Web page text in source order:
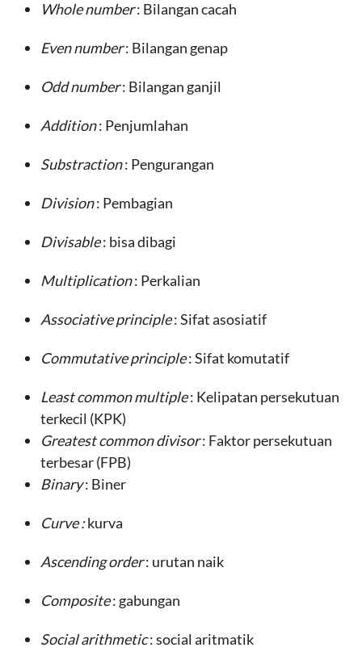
Whole number: Bilangan cacah
Even number: Bilangan genap
Odd number: Bilangan ganjil
Addition: Penjumlahan
Substraction: Pengurangan
Division: Pembagian
Divisable: bisa dibagi
Multiplication: Perkalian
Associative principle: Sifat asosiatif
Commutative principle: Sifat komutatif
Least common multiple: Kelipatan persekutuan
terkecil (KPK)
Greatest common divisor: Faktor persekutuan
terbesar (FPB)
Binary: Biner
Curve :kurva
Ascending order: urutan naik
Composite: gabungan
Social arithmetic: social aritmatik